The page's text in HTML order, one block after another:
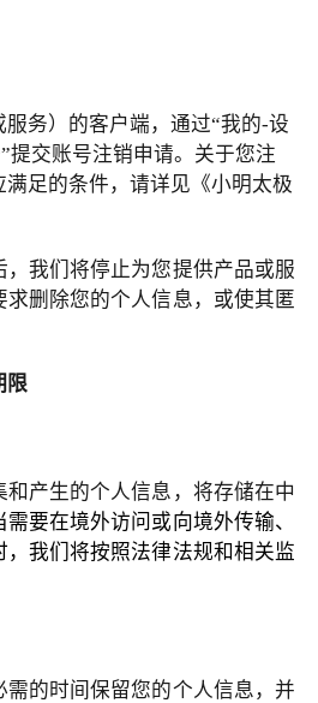
务）的客户端，通过“我的-设
”提交账号注销申请。关于您注
足的条件，请详见《小明太极
我们将停止为您提供产品或服
删除您的个人信息，或使其匿
限
产生的个人信息，将存储在中
需要在境外访问或向境外传输、
，我们将按照法律法规和相关监
的时间保留您的个人信息，并